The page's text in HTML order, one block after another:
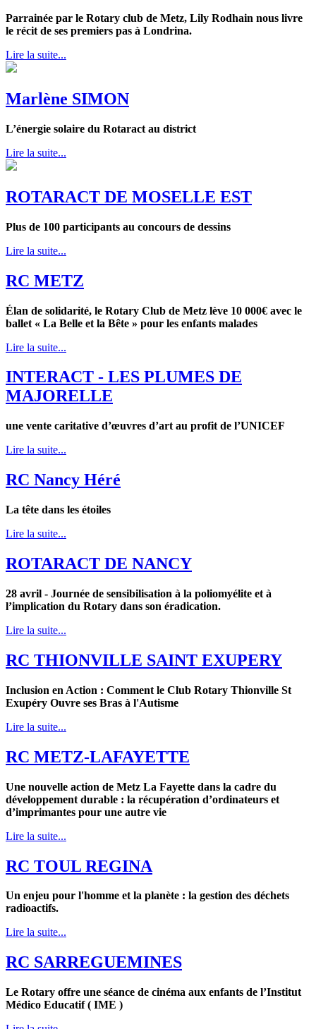
Parrainée par le Rotary club de Metz, Lily Rodhain nous livre
le récit de ses premiers pas à Londrina.
Lire la suite...
Marlène SIMON
L’énergie solaire du Rotaract au district
Lire la suite...
ROTARACT DE MOSELLE EST
Plus de 100 participants au concours de dessins
Lire la suite...
RC METZ
Élan de solidarité, le Rotary Club de Metz lève 10 000€ avec le
ballet « La Belle et la Bête » pour les enfants malades
Lire la suite...
INTERACT - LES PLUMES DE
MAJORELLE
une vente caritative d’œuvres d’art au profit de l’UNICEF
Lire la suite...
RC Nancy Héré
La tête dans les étoiles
Lire la suite...
ROTARACT DE NANCY
28 avril - Journée de sensibilisation à la poliomyélite et à
l’implication du Rotary dans son éradication.
Lire la suite...
RC THIONVILLE SAINT EXUPERY
Inclusion en Action : Comment le Club Rotary Thionville St
Exupéry Ouvre ses Bras à l'Autisme
Lire la suite...
RC METZ-LAFAYETTE
Une nouvelle action de Metz La Fayette dans la cadre du
développement durable : la récupération d’ordinateurs et
d’imprimantes pour une autre vie
Lire la suite...
RC TOUL REGINA
Un enjeu pour l'homme et la planète : la gestion des déchets
radioactifs.
Lire la suite...
RC SARREGUEMINES
Le Rotary offre une séance de cinéma aux enfants de l’Institut
Médico Educatif ( IME )